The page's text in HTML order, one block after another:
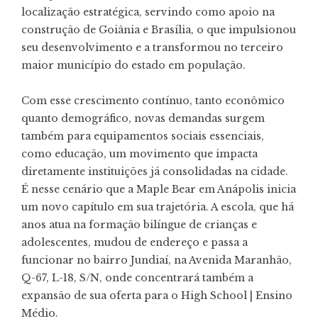
localização estratégica, servindo como apoio na
construção de Goiânia e Brasília, o que impulsionou
seu desenvolvimento e a transformou no terceiro
maior município do estado em população.
Com esse crescimento contínuo, tanto econômico
quanto demográfico, novas demandas surgem
também para equipamentos sociais essenciais,
como educação, um movimento que impacta
diretamente instituições já consolidadas na cidade.
É nesse cenário que a Maple Bear em Anápolis inicia
um novo capítulo em sua trajetória. A escola, que há
anos atua na formação bilíngue de crianças e
adolescentes, mudou de endereço e passa a
funcionar no bairro Jundiaí, na Avenida Maranhão,
Q-67, L-18, S/N, onde concentrará também a
expansão de sua oferta para o High School | Ensino
Médio.